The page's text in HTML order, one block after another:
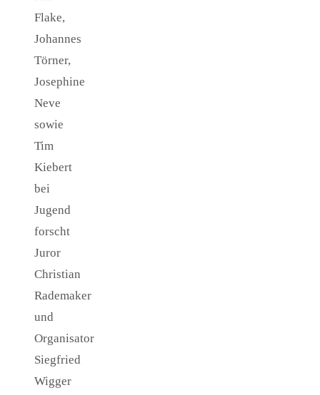
Juror
Christian
Rademaker
und
Organisator
Siegfried
Wigger